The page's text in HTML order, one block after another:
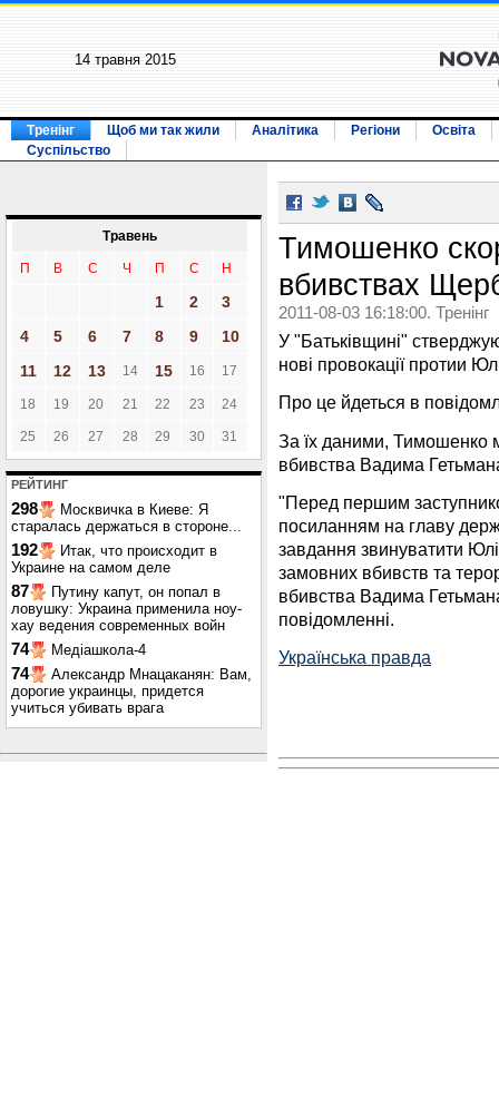
14 травня 2015
Тренінг Щоб ми так жили Аналітика Регіони
Освіта
Суспільство
Травень
П В С Ч П С Н
1 2
3
4
5 6 7 8 9
10
11
12 13 14 15 16 17
18 19 20 21 22 23 24
25 26 27 28 29 30 31
РЕЙТИНГ
298
Москвичка в Киеве: Я
старалась держаться в стороне...
192
Итак, что происходит в
Украине на самом деле
87
Путину капут, он попал в
ловушку: Украина применила ноу-
хау ведения современных войн
74 Медіашкола-4
74
Александр Мнацаканян: Вам,
дорогие украинцы, придется
учиться убивать врага
Тимошенко
вбивствах
2011-08-03 16:18:00. Тренінг
У "Батьківщині"
нові провокації протии
Про це йдеться в
За їх даними, Тимошенко
вбивства Вадима
"Перед першим
посиланням на главу
завдання звинуватити
замовних вбивств та
вбивства Вадима
повідомленні.
Українська правда